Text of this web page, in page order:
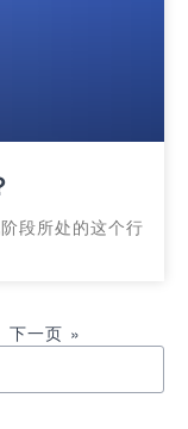
段所处的这个行
下一页 »